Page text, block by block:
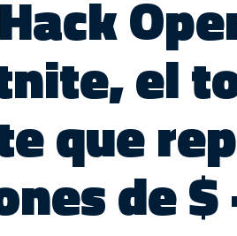
el
que
de $